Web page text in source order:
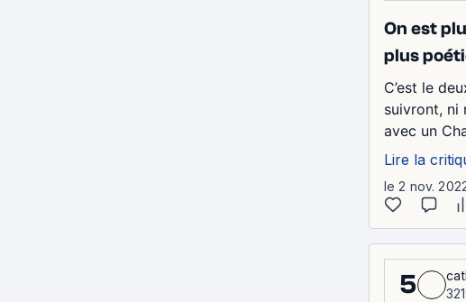
On est
plus
C’est le
suivront, ni
avec un
Lire la
le 2 nov.
5